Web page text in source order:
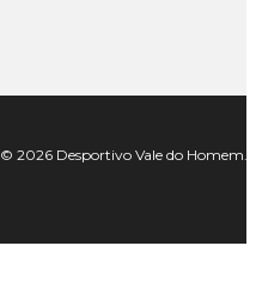
© 2026 Desportivo Vale do Homem.